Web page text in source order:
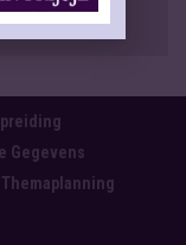
Gegevens
Themaplanning